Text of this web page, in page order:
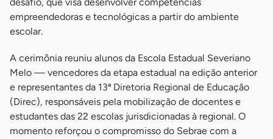
desafio, que visa desenvolver competências
empreendedoras e tecnológicas a partir do ambiente
escolar.
A cerimônia reuniu alunos da Escola Estadual Severiano
Melo — vencedores da etapa estadual na edição anterior
e representantes da 13ª Diretoria Regional de Educação
(Direc), responsáveis pela mobilização de docentes e
estudantes das 22 escolas jurisdicionadas à regional. O
momento reforçou o compromisso do Sebrae com a